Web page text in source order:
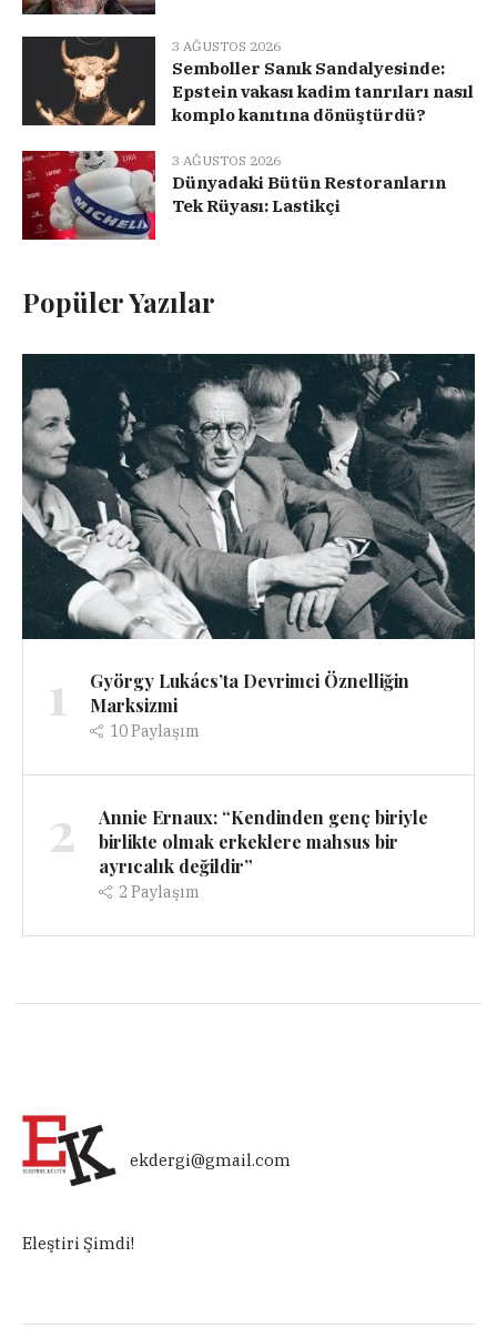
3 AĞUSTOS 2026
Semboller Sanık Sandalyesinde:
Epstein vakası kadim tanrıları nasıl
komplo kanıtına dönüştürdü?
3 AĞUSTOS 2026
Dünyadaki Bütün Restoranların
Tek Rüyası: Lastikçi
Popüler Yazılar
1
György Lukács’ta Devrimci Öznelliğin
Marksizmi
10Paylaşım
2
Annie Ernaux: “Kendinden genç biriyle
birlikte olmak erkeklere mahsus bir
ayrıcalık değildir”
2 Paylaşım
ekdergi@gmail.com
Eleştiri Şimdi!